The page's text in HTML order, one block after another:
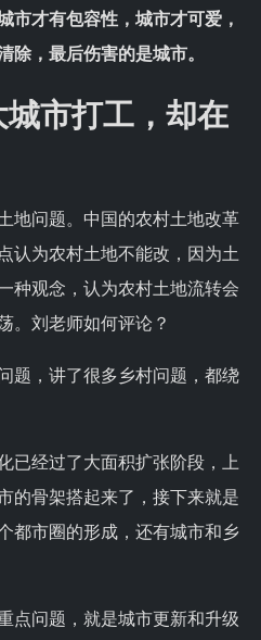
市才有包容性，城市才可爱，
，最后伤害的是城市。
市打工，却在
地问题。中国的农村土地改革
认为农村土地不能改，因为土
种观念，认为农村土地流转会
。刘老师如何评论？
题，讲了很多乡村问题，都绕
已经过了大面积扩张阶段，上
的骨架搭起来了，接下来就是
都市圈的形成，还有城市和乡
点问题，就是城市更新和升级